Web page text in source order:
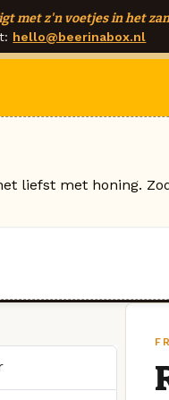
met z'n voetjes in het
hello@beerinabox.nl
liefst met honing.